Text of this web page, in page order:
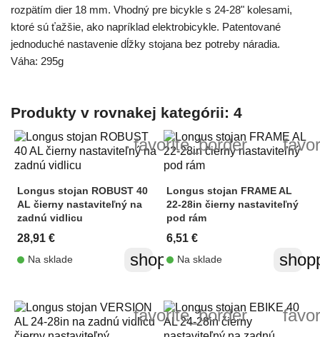
rozpätím dier 18 mm. Vhodný pre bicykle s 24-28" kolesami,
ktoré sú ťažšie, ako napríklad elektrobicykle. Patentované
jednoduché nastavenie dĺžky stojana bez potreby náradia.
Váha: 295g
Produkty v rovnakej kategórii: 4
Longus stojan ROBUST 40
AL čierny nastaviteľný na
zadnú vidlicu
28,91 €
shopping_cart
Na sklade
favorite_border
Longus stojan FRAME AL
22-28in čierny nastaviteľný
pod rám
6,51 €
Na sklade
favorite_border